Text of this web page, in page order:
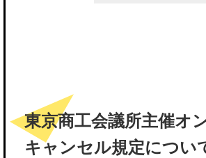
東京商工会議所主催オ
キャンセル規定につい